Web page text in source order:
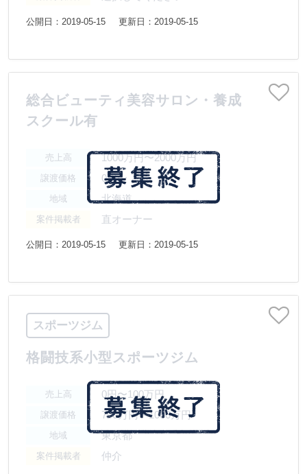
公開日：2019-05-15 更新日：2019-05-15
総合ビューティ美容サロン・養成
スクール有
売上高 1000万円〜2000万円
譲渡価格 0円〜
地域 北海道
案件掲載者 直オーナー
公開日：2019-05-15 更新日：2019-05-15
スポーツジム
格闘技系小型スポーツジム
売上高 0円〜100万円
譲渡価格 700万円〜1000万円
地域 東京都
案件掲載者 仲介